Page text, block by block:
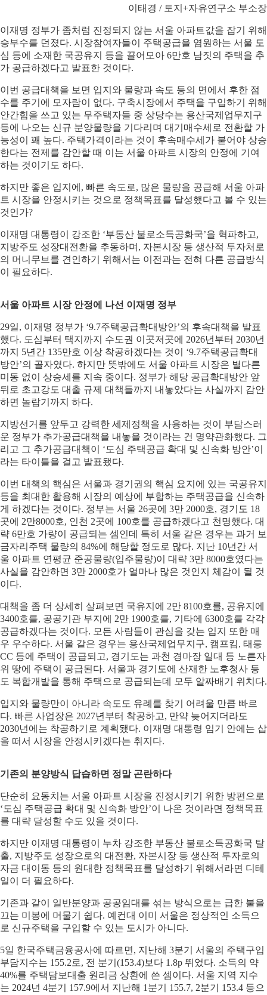
이태경 / 토지+자유연구소 부소장
이재명 정부가 좀처럼 진정되지 않는 서울 아파트값을 잡기 위해
승부수를 던졌다. 시장참여자들이 주택공급을 염원하는 서울 도
심 등에 소재한 국공유지 등을 끌어모아 6만호 남짓의 주택을 추
가 공급하겠다고 발표한 것이다.
이번 공급대책을 보면 입지와 물량과 속도 등의 면에서 후한 점
수를 주기에 모자람이 없다. 구축시장에서 주택을 구입하기 위해
안간힘을 쓰고 있는 무주택자들 중 상당수는 용산국제업무지구
등에 나오는 신규 분양물량을 기다리며 대기매수세로 전환할 가
능성이 꽤 높다. 주택가격이라는 것이 후속매수세가 붙어야 상승
한다는 전제를 감안할 때 이는 서울 아파트 시장의 안정에 기여
하는 것이기도 하다.
하지만 좋은 입지에, 빠른 속도로, 많은 물량을 공급해 서울 아파
트 시장을 안정시키는 것으로 정책목표를 달성했다고 볼 수 있는
것인가?
이재명 대통령이 강조한 ‘부동산 불로소득공화국’을 혁파하고,
지방주도 성장대전환을 추동하며, 자본시장 등 생산적 투자처로
의 머니무브를 견인하기 위해서는 이전과는 전혀 다른 공급방식
이 필요하다.
서울 아파트 시장 안정에 나선 이재명 정부
29일, 이재명 정부가 ‘9.7주택공급확대방안’의 후속대책을 발표
했다. 도심부터 택지까지 수도권 이곳저곳에 2026년부터 2030년
까지 5년간 135만호 이상 착공하겠다는 것이 ‘9.7주택공급확대
방안’의 골자였다. 하지만 뜻밖에도 서울 아파트 시장은 별다른
미동 없이 상승세를 지속 중이다. 정부가 해당 공급확대방안 앞
뒤로 초고강도 대출 규제 대책들까지 내놓았다는 사실까지 감안
하면 놀랍기까지 하다.
지방선거를 앞두고 강력한 세제정책을 사용하는 것이 부담스러
운 정부가 추가공급대책을 내놓을 것이라는 건 명약관화했다. 그
리고 그 추가공급대책이 ‘도심 주택공급 확대 및 신속화 방안’이
라는 타이틀을 걸고 발표됐다.
이번 대책의 핵심은 서울과 경기권의 핵심 요지에 있는 국공유지
등을 최대한 활용해 시장의 예상에 부합하는 주택공급을 신속하
게 하겠다는 것이다. 정부는 서울 26곳에 3만 2000호, 경기도 18
곳에 2만8000호, 인천 2곳에 100호를 공급하겠다고 천명했다. 대
략 6만호 가량이 공급되는 셈인데 특히 서울 같은 경우는 과거 보
금자리주택 물량의 84%에 해당할 정도로 많다. 지난 10년간 서
울 아파트 연평균 준공물량(입주물량)이 대략 3만 8000호였다는
사실을 감안하면 3만 2000호가 얼마나 많은 것인지 체감이 될 것
이다.
대책을 좀 더 상세히 살펴보면 국유지에 2만 8100호를, 공유지에
3400호를, 공공기관 부지에 2만 1900호를, 기타에 6300호를 각각
공급하겠다는 것이다. 모든 사람들이 관심을 갖는 입지 또한 매
우 우수하다. 서울 같은 경우는 용산국제업무지구, 캠프킴, 태릉
CC 등에 주택이 공급되고, 경기도는 과천 경마장 일대 등 노른자
위 땅에 주택이 공급된다. 서울과 경기도에 산재한 노후청사 등
도 복합개발을 통해 주택으로 공급되는데 모두 알짜배기 위치다.
입지와 물량만이 아니라 속도도 유례를 찾기 어려울 만큼 빠르
다. 빠른 사업장은 2027년부터 착공하고, 만약 늦어지더라도
2030년에는 착공하기로 계획됐다. 이재명 대통령 임기 안에는 삽
을 떠서 시장을 안정시키겠다는 취지다.
기존의 분양방식 답습하면 정말 곤란하다
단순히 요동치는 서울 아파트 시장을 진정시키기 위한 방편으로
‘도심 주택공급 확대 및 신속화 방안’이 나온 것이라면 정책목표
를 대략 달성할 수도 있을 것이다.
하지만 이재명 대통령이 누차 강조한 부동산 불로소득공화국 탈
출, 지방주도 성장으로의 대전환, 자본시장 등 생산적 투자로의
자금 대이동 등의 원대한 정책목표를 달성하기 위해서라면 디테
일이 더 필요하다.
기존과 같이 일반분양과 공공임대를 섞는 방식으로는 급한 불을
끄는 미봉에 머물기 쉽다. 예컨대 이미 서울은 정상적인 소득으
로 신규주택을 구입할 수 있는 도시가 아니다.
5일 한국주택금융공사에 따르면, 지난해 3분기 서울의 주택구입
부담지수는 155.2로, 전 분기(153.4)보다 1.8p 뛰었다. 소득의 약
40%를 주택담보대출 원리금 상환에 쓴 셈이다. 서울 지역 지수
는 2024년 4분기 157.9에서 지난해 1분기 155.7, 2분기 153.4 등으